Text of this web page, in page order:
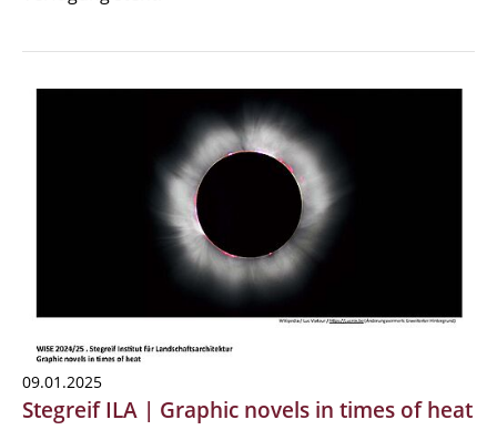
09.01.2025
Stegreif ILA | Graphic novels in times of heat